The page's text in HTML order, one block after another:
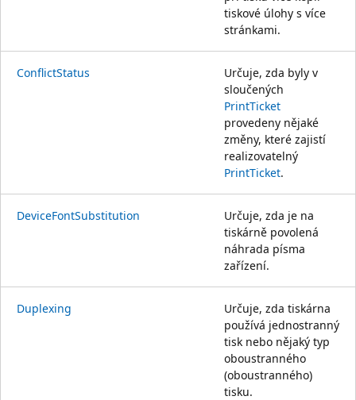
tiskové úlohy s více
stránkami.
ConflictStatus
Určuje, zda byly v
sloučených
PrintTicket
provedeny nějaké
změny, které zajistí
realizovatelný
PrintTicket.
DeviceFontSubstitution
Určuje, zda je na
tiskárně povolená
náhrada písma
zařízení.
Duplexing
Určuje, zda tiskárna
používá jednostranný
tisk nebo nějaký typ
oboustranného
(oboustranného)
tisku.